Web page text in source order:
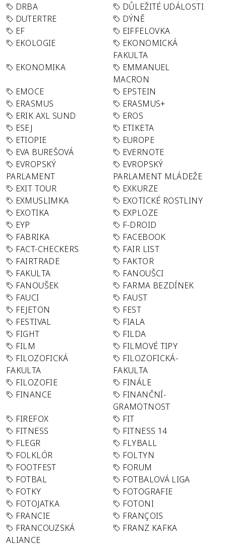
DRBA
DŮLEŽITÉ UDÁLOSTI
DUTERTRE
DÝNĚ
EF
EIFFELOVKA
EKOLOGIE
EKONOMICKÁ
FAKULTA
EKONOMIKA
EMMANUEL
MACRON
EMOCE
EPSTEIN
ERASMUS
ERASMUS+
ERIK AXL SUND
EROS
ESEJ
ETIKETA
ETIOPIE
EUROPE
EVA BUREŠOVÁ
EVERNOTE
EVROPSKÝ
PARLAMENT
EVROPSKÝ
PARLAMENT MLÁDEŽE
EXIT TOUR
EXKURZE
EXMUSLIMKA
EXOTICKÉ ROSTLINY
EXOTIKA
EXPLOZE
EYP
F-DROID
FABRIKA
FACEBOOK
FACT-CHECKERS
FAIR LIST
FAIRTRADE
FAKTOR
FAKULTA
FANOUŠCI
FANOUŠEK
FARMA BEZDÍNEK
FAUCI
FAUST
FEJETON
FEST
FESTIVAL
FIALA
FIGHT
FILDA
FILM
FILMOVÉ TIPY
FILOZOFICKÁ
FAKULTA
FILOZOFICKÁ-
FAKULTA
FILOZOFIE
FINÁLE
FINANCE
FINANČNÍ-
GRAMOTNOST
FIREFOX
FIT
FITNESS
FITNESS 14
FLEGR
FLYBALL
FOLKLÓR
FOLTYN
FOOTFEST
FORUM
FOTBAL
FOTBALOVÁ LIGA
FOTKY
FOTOGRAFIE
FOTOJATKA
FOTONI
FRANCIE
FRANÇOIS
FRANCOUZSKÁ
ALIANCE
FRANZ KAFKA